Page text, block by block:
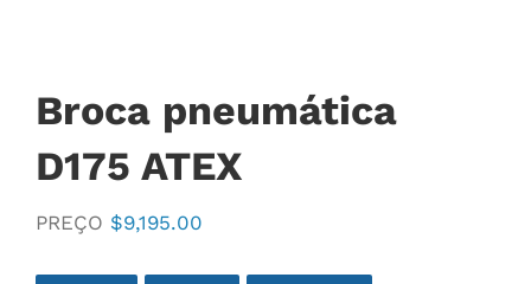
Broca pneumática
D175 ATEX
PREÇO $9,195.00